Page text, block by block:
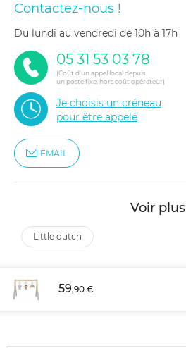
Contactez-nous !
du lundi au vendredi de 10h à 17h
05 31 53 03 78
(Coût d'un appel local depuis
un poste fixe, hors coût opérateur)
Je choisis un créneau
pour être appelé
EMAIL
Voir plus
little dutch
59,90 €